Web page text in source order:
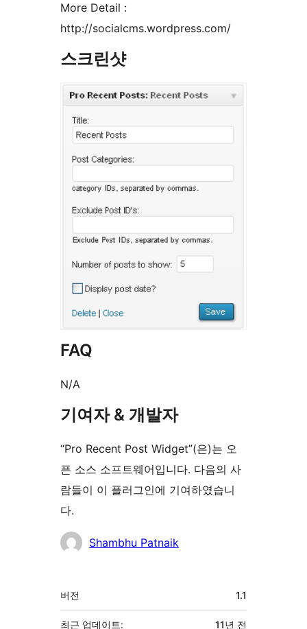
More Detail :
http://socialcms.wordpress.com/
스크린샷
FAQ
N/A
기여자 & 개발자
“Pro Recent Post Widget”(은)는 오
픈 소스 소프트웨어입니다. 다음의 사
람들이 이 플러그인에 기여하였습니
다.
기
Shambhu Patnaik
기
초
버전 1.1
최근 업데이트: 11년 전